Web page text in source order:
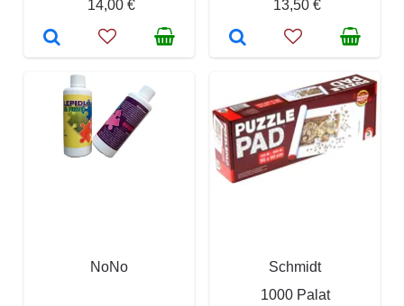
14,00 €
13,50 €
NoNo
Schmidt
1000 Palat